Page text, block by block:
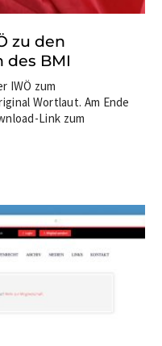
zu den
BMI
IWÖ zum
Wortlaut. Am Ende
Link zum